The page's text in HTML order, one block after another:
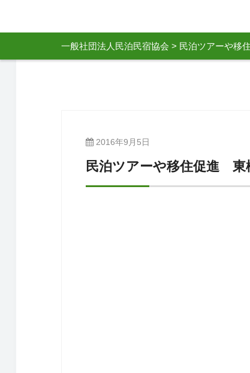
一般社団法人民泊民宿協会 > 民泊ツアーや移
2016年9月5日
民泊ツアーや移住促進 東